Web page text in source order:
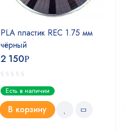
PLA пластик REC 1.75 мм
чёрный
2 150Р
Есть в наличии
В корзину